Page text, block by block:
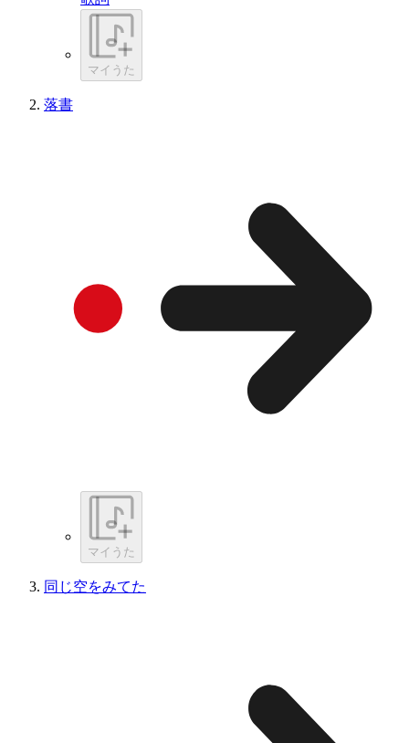
マイうた
落書
マイうた
同じ空をみてた